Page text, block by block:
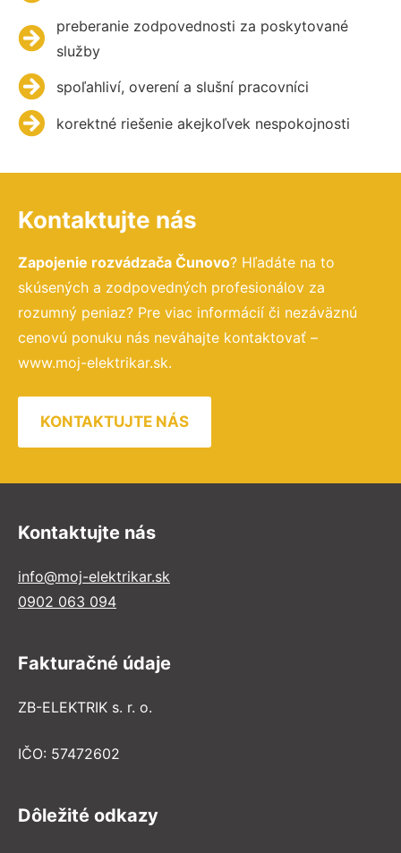
preberanie zodpovednosti za poskytované
služby
spoľahliví, overení a slušní pracovníci
korektné riešenie akejkoľvek nespokojnosti
Kontaktujte nás
Zapojenie rozvádzača Čunovo? Hľadáte na to
skúsených a zodpovedných profesionálov za
rozumný peniaz? Pre viac informácií či nezáväznú
cenovú ponuku nás neváhajte kontaktovať –
www.moj-elektrikar.sk.
KONTAKTUJTE NÁS
Kontaktujte nás
info@moj-elektrikar.sk
0902 063 094
Fakturačné údaje
ZB-ELEKTRIK s. r. o.
IČO: 57472602
Dôležité odkazy